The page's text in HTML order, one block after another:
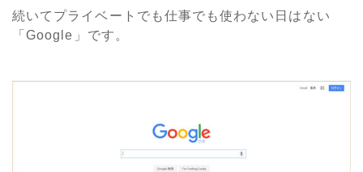
続いてプライベートでも仕事でも使わない日はない
「Google」です。